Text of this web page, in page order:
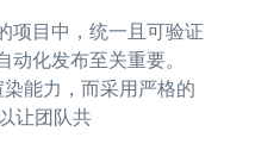
项目中，统一且可验证
化发布至关重要。
能力，而采用严格的
让团队共